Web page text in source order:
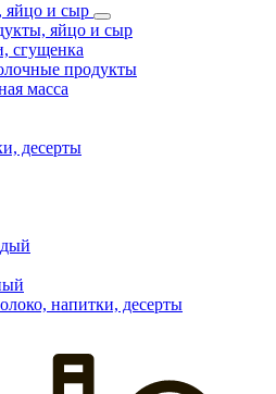
яйцо и сыр
яйцо и сыр
сгущенка
продукты
масса
десерты
напитки, десерты